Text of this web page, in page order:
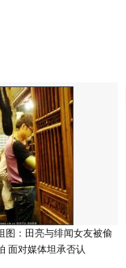
图：田亮与绯闻女友被偷
面对媒体坦承否认